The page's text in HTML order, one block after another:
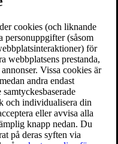
cookies (och liknande
personuppgifter (såsom
för
webbplatsens prestanda,
Vissa cookies är
andra endast
och individualisera din
eller avvisa alla
knapp nedan. Du
på deras syften via